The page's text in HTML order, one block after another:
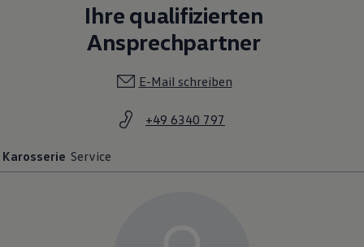
Ihre qualifizierten
Ansprechpartner
E-Mail schreiben
+49 6340 797
Karosserie Service